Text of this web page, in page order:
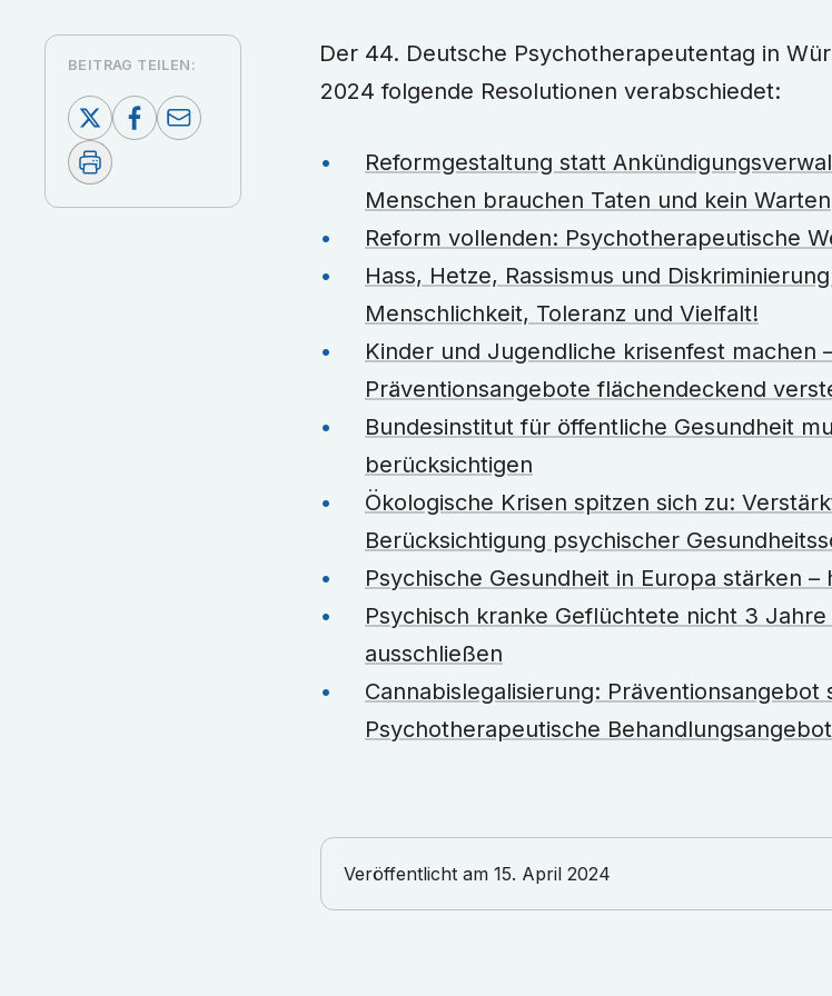
Der 44. Deutsche Psychotherapeutentag in Würzburg hat am 12. und 13. April
2024 folgende Resolutionen verabschiedet:
Reformgestaltung statt
Menschen brauchen Taten und kein Warten
Reform vollenden: Psychotherapeutische
Hass, Hetze, Rassismus und
Menschlichkeit, Toleranz und Vielfalt!
Kinder und Jugendliche krisenfest machen
Präventionsangebote flächendeckend
Bundesinstitut für öffentliche Gesundheit
berücksichtigen
Ökologische Krisen spitzen sich zu:
Berücksichtigung psychischer
Psychische Gesundheit in Europa stärken
Psychisch kranke Geflüchtete nicht 3
ausschließen
Cannabislegalisierung:
Psychotherapeutische
Veröffentlicht am 15. April 2024
BEITRAG TEILEN: